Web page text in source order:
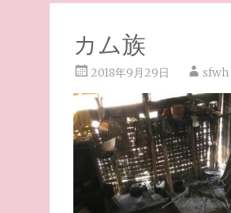
カム族
2018年9月29日 sfwh